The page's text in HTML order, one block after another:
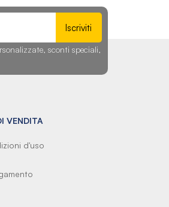
Iscriviti
sconti speciali,
VENDITA
d'uso